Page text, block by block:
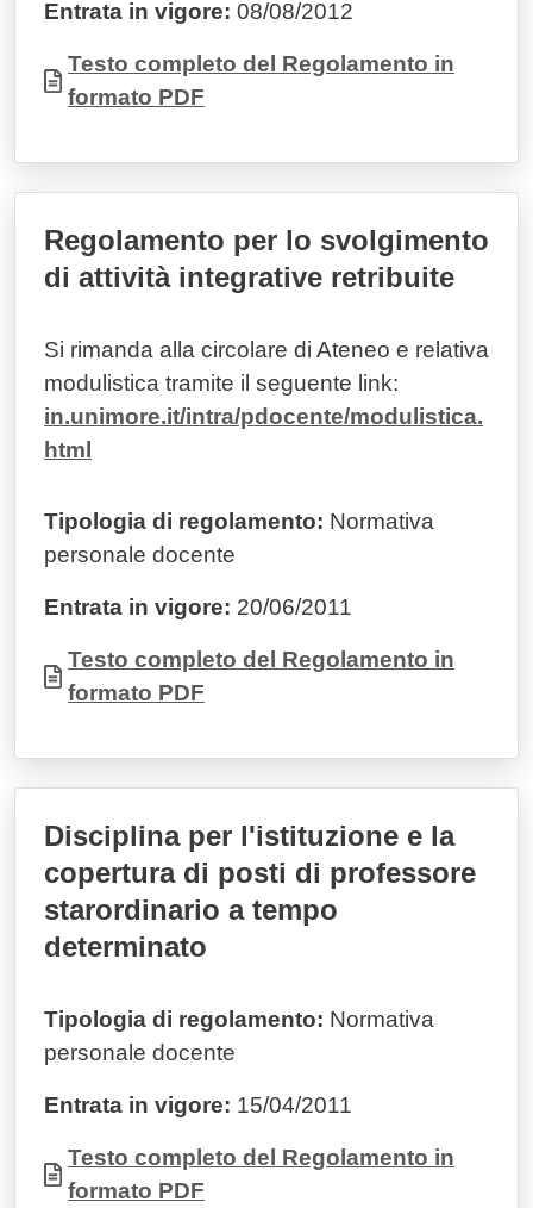
Entrata in vigore: 08/08/2012
Documento
Testo completo del Regolamento in
formato PDF
Regolamento per lo svolgimento
di attività integrative retribuite
Si rimanda alla circolare di Ateneo e relativa
modulistica tramite il seguente link:
in.unimore.it/intra/pdocente/modulistica.
html
Tipologia di regolamento: Normativa
personale docente
Entrata in vigore: 20/06/2011
Documento
Testo completo del Regolamento in
formato PDF
Disciplina per l'istituzione e la
copertura di posti di professore
starordinario a tempo
determinato
Tipologia di regolamento: Normativa
personale docente
Entrata in vigore: 15/04/2011
Documento
Testo completo del Regolamento in
formato PDF